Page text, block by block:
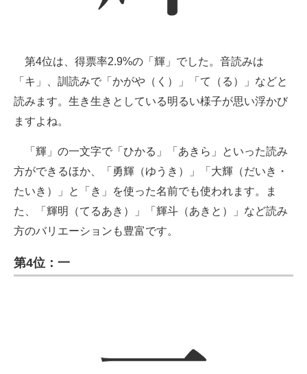
第4位は、得票率2.9%の「輝」でした。音読みは
「キ」、訓読みで「かがや（く）」「て（る）」などと
読みます。生き生きとしている明るい様子が思い浮かび
ますよね。
「輝」の一文字で「ひかる」「あきら」といった読み
方ができるほか、「勇輝（ゆうき）」「大輝（だいき・
たいき）」と「き」を使った名前でも使われます。ま
た、「輝明（てるあき）」「輝斗（あきと）」など読み
方のバリエーションも豊富です。
第4位：一